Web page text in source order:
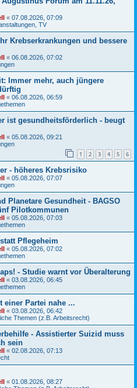
« 07.08.2026, 07:09
TV
Krebserkrankungen und bessere
« 06.08.2026, 07:02
Immer mehr, auch jüngere
« 06.08.2026, 06:59
ist gesundheitsförderlich - beugt
« 05.08.2026, 09:21
1 2 3 4 5 6
- höheres Krebsrisiko
« 05.08.2026, 07:07
Planetare Gesundheit - BAGSO
Pilotkommunen
« 05.08.2026, 07:03
Pflegeheim
« 05.08.2026, 07:02
- Studie warnt vor Überalterung
« 03.08.2026, 06:45
einer Partei nahe ...
« 03.08.2026, 06:42
Themen (z.B. Arbeitsrecht)
- Assistierter Suizid muss
sein
« 02.08.2026, 07:13
« 01.08.2026, 08:27